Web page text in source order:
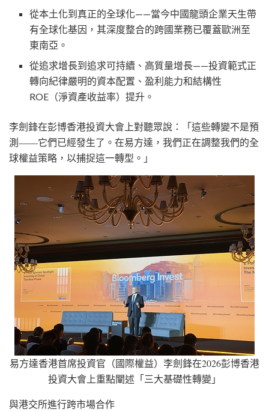
從本土化到真正的全球化——當今中國龍頭企業天生帶
有全球化基因，其深度整合的跨國業務已覆蓋歐洲至
東南亞。
從追求增長到追求可持續、高質量增長——投資範式正
轉向紀律嚴明的資本配置、盈利能力和結構性
ROE（淨資產收益率）提升。
李劍鋒在彭博香港投資大會上對聽眾說：「這些轉變不是預
測——它們已經發生了。在易方達，我們正在調整我們的全
球權益策略，以捕捉這一轉型。」
易方達香港首席投資官（國際權益）李劍鋒在2026彭博香港
投資大會上重點闡述「三大基礎性轉變」
與港交所進行跨市場合作